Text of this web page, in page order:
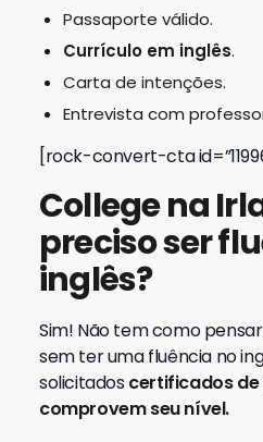
Passaporte válido.
Currículo em inglês.
Carta de intenções.
Entrevista com
[rock-convert-cta
College na
preciso ser
inglês?
Sim! Não tem como
sem ter uma fluência no
solicitadoscertificados
comprovem seu nível.